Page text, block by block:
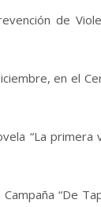
de
en el
“La primera
“De